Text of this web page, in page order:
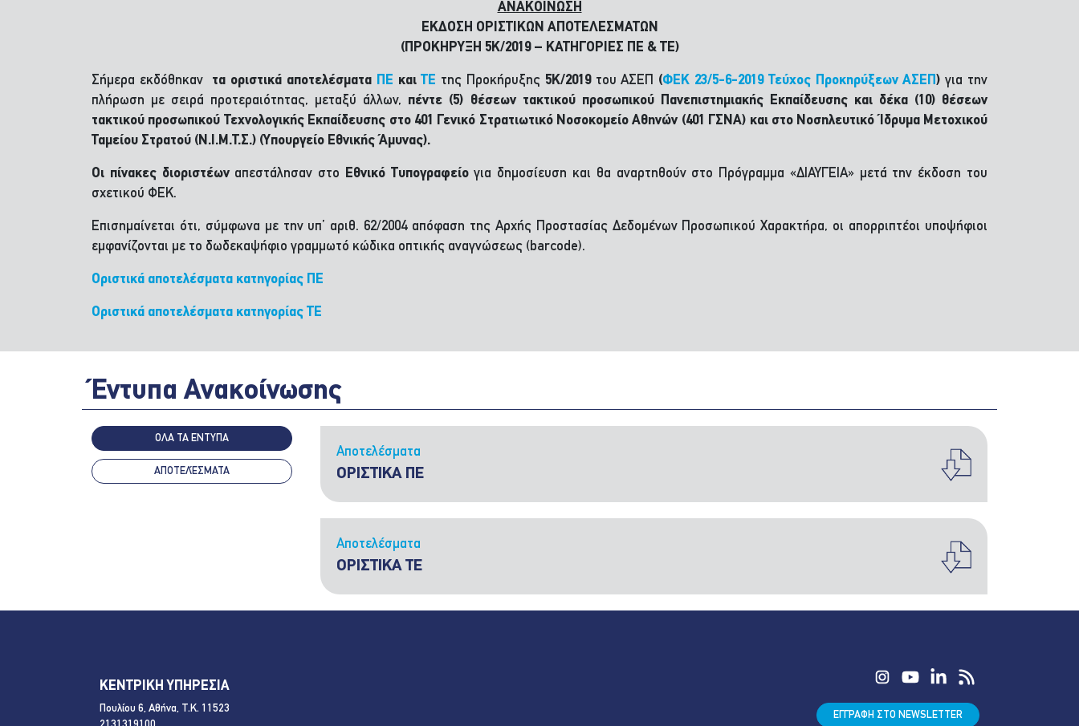
ΑΝΑΚΟΙΝΩΣΗ
ΕΚΔΟΣΗ ΟΡΙΣΤΙΚΩΝ ΑΠΟΤΕΛΕΣΜΑΤΩΝ
(ΠΡΟΚΗΡΥΞΗ 5Κ/2019 – ΚΑΤΗΓΟΡΙΕΣ ΠΕ & ΤΕ)
Σήμερα εκδόθηκαν τα οριστικά αποτελέσματα ΠΕ καιΤΕ της Προκήρυξης 5Κ/2019του ΑΣΕΠ (ΦΕΚ 23/5-6-2019 Τεύχος Προκηρύξεων ΑΣΕΠ ) για την
πλήρωση με σειρά προτεραιότητας, μεταξύ άλλων, πέντε (5) θέσεων τακτικού προσωπικού Πανεπιστημιακής Εκπαίδευσης και δέκα (10) θέσεων
τακτικού προσωπικού Τεχνολογικής Εκπαίδευσης στο 401 Γενικό Στρατιωτικό Νοσοκομείο Αθηνών (401 ΓΣΝΑ) και στο Νοσηλευτικό Ίδρυμα Μετοχικού
Ταμείου Στρατού (Ν.Ι.Μ.Τ.Σ.) (Υπουργείο Εθνικής Άμυνας).
Οι πίνακες διοριστέωναπεστάλησαν στο Εθνικό Τυπογραφείογια δημοσίευση και θα αναρτηθούν στο Πρόγραμμα «ΔΙΑΥΓΕΙΑ» μετά την έκδοση του
σχετικού ΦΕΚ.
Επισημαίνεται ότι, σύμφωνα με την υπ’ αριθ. 62/2004 απόφαση της Αρχής Προστασίας Δεδομένων Προσωπικού Χαρακτήρα, οι απορριπτέοι υποψήφιοι
εμφανίζονται με το δωδεκαψήφιο γραμμωτό κώδικα οπτικής αναγνώσεως (barcode).
Οριστικά αποτελέσματα κατηγορίας ΠΕ
Οριστικά αποτελέσματα κατηγορίας ΤΕ
Έντυπα Ανακοίνωσης
ΟΛΑ ΤΑ ΕΝΤΥΠΑ
ΑΠΟΤΕΛΈΣΜΑΤΑ
Αποτελέσματα
ΟΡΙΣΤΙΚΑ ΠΕ
Αποτελέσματα
ΟΡΙΣΤΙΚΑ ΤE
ΚΕΝΤΡΙΚΗ ΥΠΗΡΕΣΙΑ
Πουλίου 6, Αθήνα, Τ.Κ. 11523
ΕΓΓΡΑΦΗ ΣΤΟ NEWSLETTER